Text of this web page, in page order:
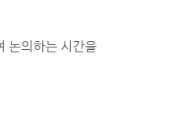
논의하는 시간을